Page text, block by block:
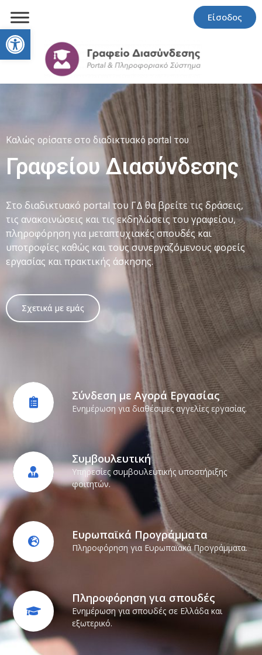
Open toolbar
Είσοδος
Καλώς ορίσατε στο διαδικτυακό portal του
Γραφείου Διασύνδεσης
Στο διαδικτυακό portal του ΓΔ θα βρείτε τις δράσεις,
τις ανακοινώσεις και τις εκδηλώσεις του γραφείου,
πληροφόρηση για μεταπτυχιακές σπουδές και
υποτροφίες καθώς και τους συνεργαζόμενους φορείς
εργασίας και πρακτικής άσκησης.
Σχετικά με εμάς
Σύνδεση με Αγορά Εργασίας
Ενημέρωση για διαθέσιμες αγγελίες εργασίας.
Συμβουλευτική
Υπηρεσίες συμβουλευτικής υποστήριξης
φοιτητών.
Ευρωπαϊκά Προγράμματα
Πληροφόρηση για Ευρωπαϊακά Προγράμματα.
Πληροφόρηση για σπουδές
Ενημέρωση για σπουδές σε Ελλάδα και
εξωτερικό.